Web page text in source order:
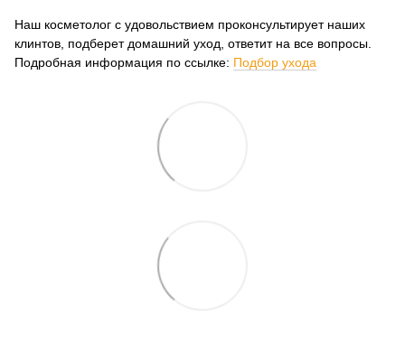
Наш косметолог с удовольствием проконсультирует наших
клинтов, подберет домашний уход, ответит на все вопросы.
Подробная информация по ссылке: Подбор ухода